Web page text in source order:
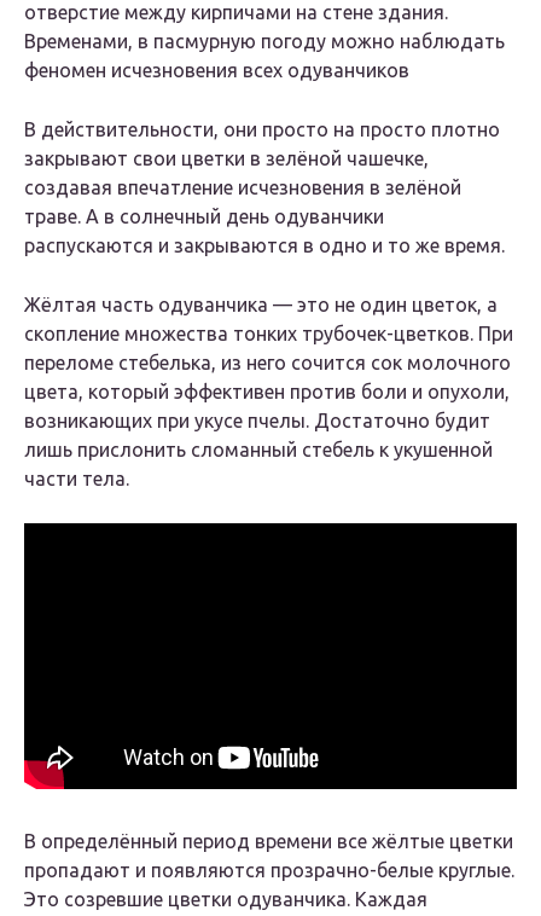
отверстие между кирпичами на стене здания.
Временами, в пасмурную погоду можно наблюдать
феномен исчезновения всех одуванчиков
В действительности, они просто на просто плотно
закрывают свои цветки в зелёной чашечке,
создавая впечатление исчезновения в зелёной
траве. А в солнечный день одуванчики
распускаются и закрываются в одно и то же время.
Жёлтая часть одуванчика — это не один цветок, а
скопление множества тонких трубочек-цветков. При
переломе стебелька, из него сочится сок молочного
цвета, который эффективен против боли и опухоли,
возникающих при укусе пчелы. Достаточно будит
лишь прислонить сломанный стебель к укушенной
части тела.
В определённый период времени все жёлтые цветки
пропадают и появляются прозрачно-белые круглые.
Это созревшие цветки одуванчика. Каждая